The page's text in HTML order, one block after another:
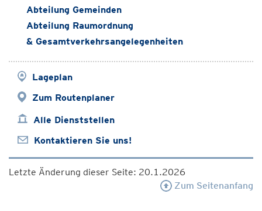
Abteilung Gemeinden
Abteilung Raumordnung
& Gesamtverkehrsangelegenheiten
Lageplan
Zum Routenplaner
Alle Dienststellen
Kontaktieren Sie uns!
Letzte Änderung dieser Seite: 20.1.2026
Zum Seitenanfang